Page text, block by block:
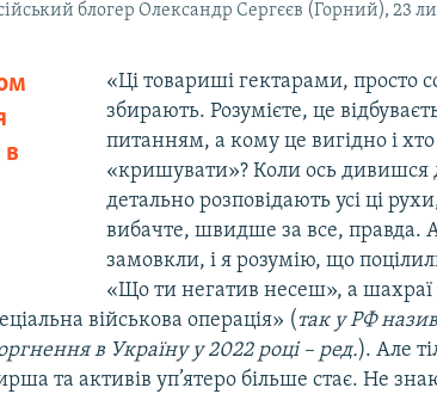
блогер Олександр Сергєєв (Горний), 23
«Ці товариші гектарами, просто
збирають. Розумієте, це
питанням, а кому це вигідно і
«кришувати»? Коли ось дивишся
детально розповідають усі ці
вибачте, швидше за все, правда.
замовкли, і я розумію, що
«Що ти негатив несеш», а
військова операція» ( так у РФ
в Україну у 2022 році – ред.). Але
та активів уп’ятеро більше стає. Не